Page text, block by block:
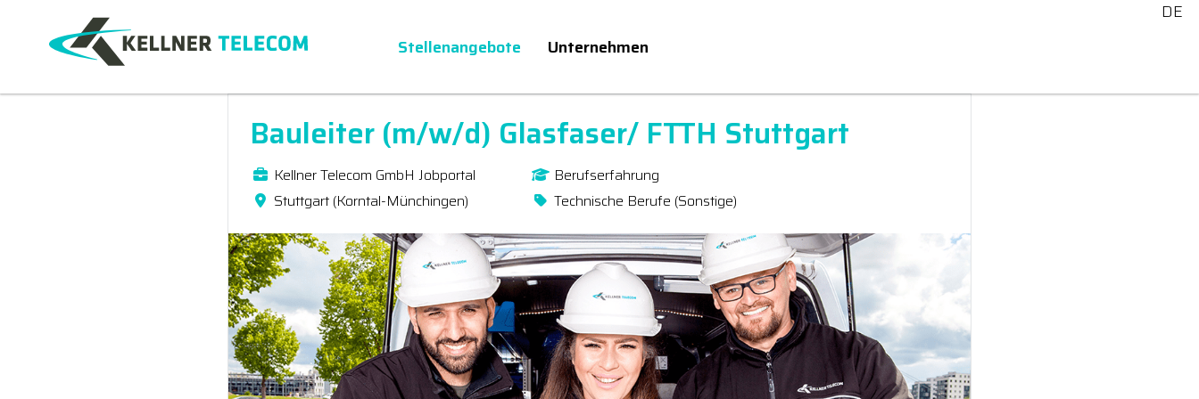
DE
Stellenangebote
Unternehmen
Bauleiter (m/w/d) Glasfaser/ FTTH Stuttgart
Kellner Telecom GmbH Jobportal
Stuttgart (Korntal-Münchingen)
Berufserfahrung
Technische Berufe (Sonstige)